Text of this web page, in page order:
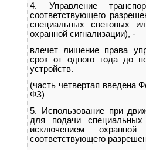
4. Управление
соответствующего
специальных световых
охранной сигнализации), -
влечет лишение права
срок от одного года до
устройств.
(часть четвертая введена
ФЗ)
5. Использование при
для подачи
исключением
соответствующего